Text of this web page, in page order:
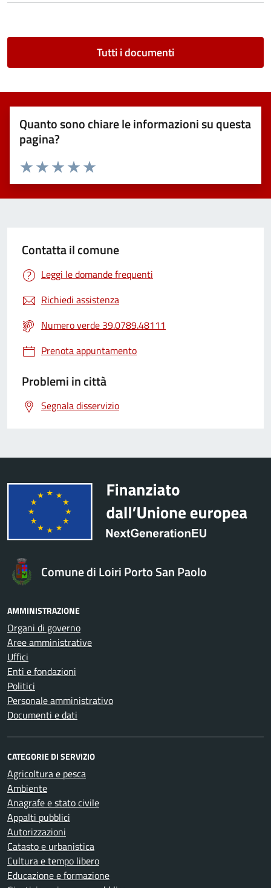
Tutti i documenti
Quanto sono chiare le informazioni su questa
pagina?
Valuta 5 stelle su 5
Valuta 4 stelle su 5
Valuta 3 stelle su 5
Valuta 2 stelle su 5
Valuta 1 stelle su 5
Contatta il comune
Leggi le domande frequenti
Richiedi assistenza
Numero verde 39.0789.48111
Prenota appuntamento
Problemi in città
Segnala disservizio
Comune di Loiri Porto San Paolo
AMMINISTRAZIONE
Organi di governo
Aree amministrative
Uffici
Enti e fondazioni
Politici
Personale amministrativo
Documenti e dati
CATEGORIE DI SERVIZIO
Agricoltura e pesca
Ambiente
Anagrafe e stato civile
Appalti pubblici
Autorizzazioni
Catasto e urbanistica
Cultura e tempo libero
Educazione e formazione